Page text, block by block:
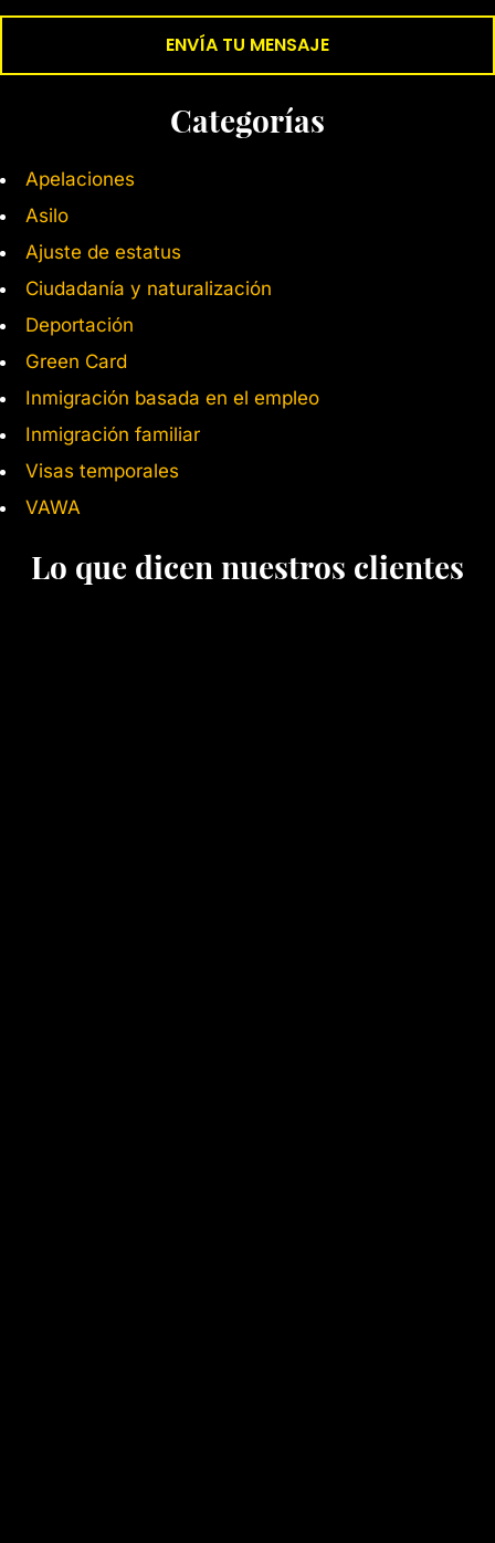
Categorías
Apelaciones
Asilo
Ajuste de estatus
Ciudadanía y naturalización
Deportación
Green Card
Inmigración basada en el empleo
Inmigración familiar
Visas temporales
VAWA
Lo que dicen nuestros clientes